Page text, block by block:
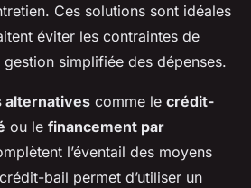
Ces solutions sont idéales
éviter les contraintes de
simplifiée des dépenses.
alternatives comme le crédit-
ou le financement par
l’éventail des moyens
bail permet d’utiliser un